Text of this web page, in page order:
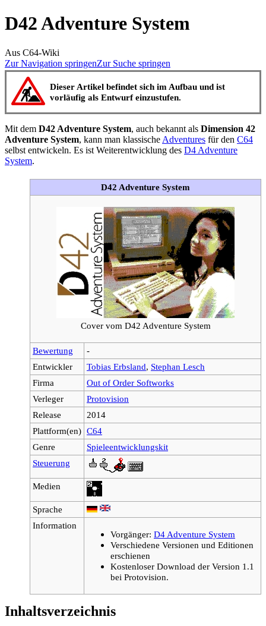
D42 Adventure System
Aus C64-Wiki
Zur Navigation springenZur Suche springen
Dieser Artikel befindet sich im Aufbau und ist
vorläufig als Entwurf einzustufen.
Mit dem D42 Adventure System, auch bekannt als Dimension 42
Adventure System, kann man klassische Adventures für den C64
selbst entwickeln. Es ist Weiterentwicklung des D4 Adventure
System.
D42 Adventure System
Cover vom D42 Adventure System
Bewertung
-
Entwickler
Tobias Erbsland, Stephan Lesch
Firma
Out of Order Softworks
Verleger
Protovision
Release
2014
Plattform(en) C64
Genre
Spieleentwicklungskit
Steuerung
Medien
Sprache
Information
Vorgänger: D4 Adventure System
Verschiedene Versionen und Editionen
erschienen
Kostenloser Download der Version 1.1
bei Protovision.
Inhaltsverzeichnis